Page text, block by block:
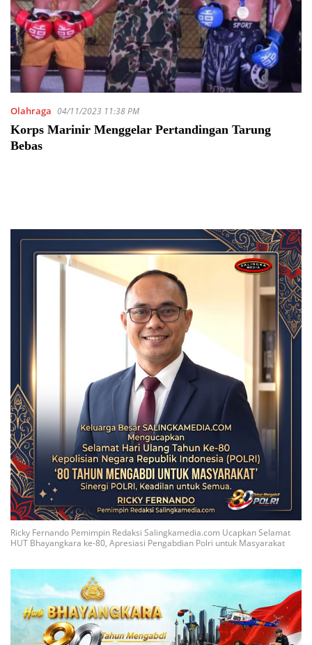
Olahraga 04/11/2023 11:38 PM
Korps Marinir Menggelar Pertandingan Tarung
Bebas
Ricky Fernando Pemimpin Redaksi Salingkamedia.com Ucapkan Selamat
HUT Bhayangkara ke-80, Apresiasi Pengabdian Polri untuk Masyarakat